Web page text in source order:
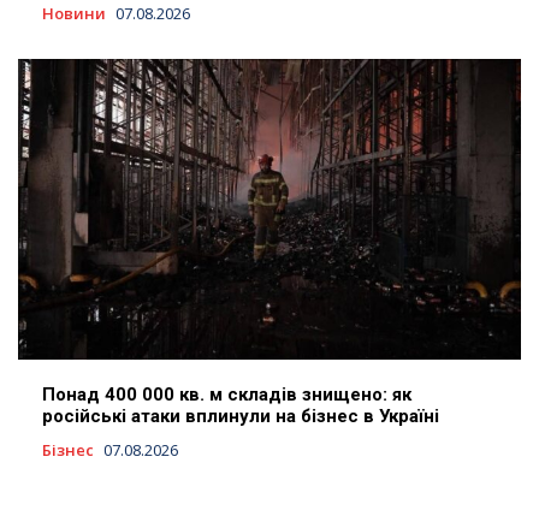
Новини 07.08.2026
Понад 400 000 кв. м складів знищено: як
російські атаки вплинули на бізнес в Україні
Бізнес 07.08.2026